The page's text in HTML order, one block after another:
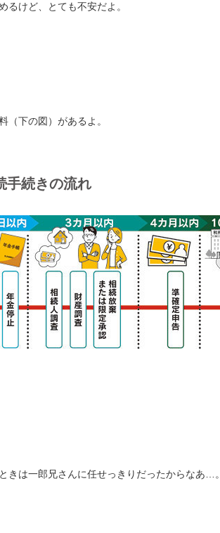
るけど、とても不安だよ。
（下の図）があるよ。
手続きの流れ
きは一郎兄さんに任せっきりだったからなあ…。